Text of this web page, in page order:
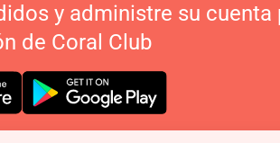
y administre su cuenta
de Coral Club